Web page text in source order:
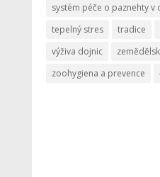
systém péče o paznehty v
tepelný stres
tradice
výživa dojnic
zoohygiena a prevence